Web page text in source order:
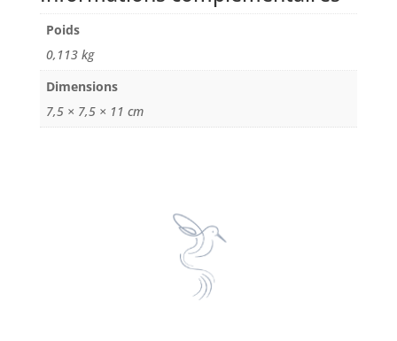
Poids
0,113 kg
Dimensions
7,5 × 7,5 × 11 cm